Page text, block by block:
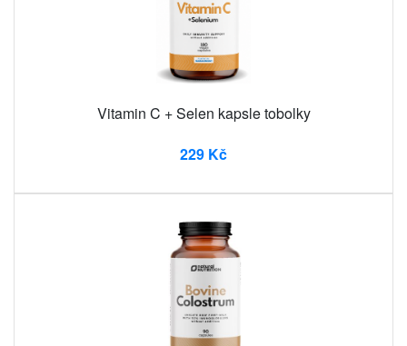
Vitamin C + Selen kapsle tobolky
229 Kč